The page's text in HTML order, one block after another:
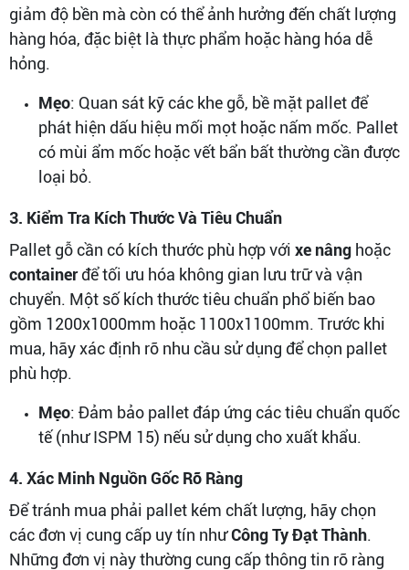
giảm độ bền mà còn có thể ảnh hưởng đến chất lượng
hàng hóa, đặc biệt là thực phẩm hoặc hàng hóa dễ
hỏng.
Mẹo: Quan sát kỹ các khe gỗ, bề mặt pallet để
phát hiện dấu hiệu mối mọt hoặc nấm mốc. Pallet
có mùi ẩm mốc hoặc vết bẩn bất thường cần được
loại bỏ.
3. Kiểm Tra Kích Thước Và Tiêu Chuẩn
Pallet gỗ cần có kích thước phù hợp với xe nâng hoặc
containerđể tối ưu hóa không gian lưu trữ và vận
chuyển. Một số kích thước tiêu chuẩn phổ biến bao
gồm 1200x1000mm hoặc 1100x1100mm. Trước khi
mua, hãy xác định rõ nhu cầu sử dụng để chọn pallet
phù hợp.
Mẹo: Đảm bảo pallet đáp ứng các tiêu chuẩn quốc
tế (như ISPM 15) nếu sử dụng cho xuất khẩu.
4. Xác Minh Nguồn Gốc Rõ Ràng
Để tránh mua phải pallet kém chất lượng, hãy chọn
các đơn vị cung cấp uy tín nhưCông Ty Đạt Thành.
Những đơn vị này thường cung cấp thông tin rõ ràng